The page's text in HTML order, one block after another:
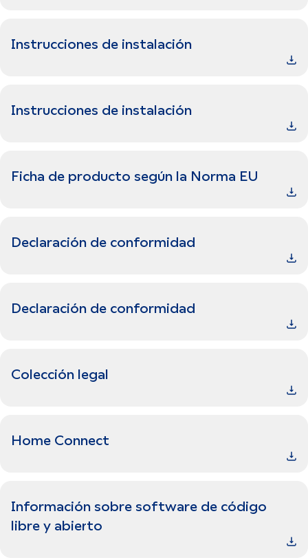
Instrucciones de instalación
Instrucciones de instalación
Ficha de producto según la Norma EU
Declaración de conformidad
Declaración de conformidad
Colección legal
Home Connect
Información sobre software de código
libre y abierto